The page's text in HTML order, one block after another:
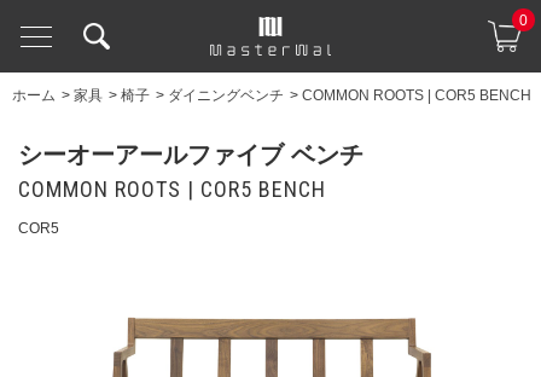
0
ホーム > 家具 > 椅子 > ダイニングベンチ > COMMON ROOTS | COR5 BENCH
シーオーアールファイブ ベンチ
COMMON ROOTS | COR5 BENCH
COR5